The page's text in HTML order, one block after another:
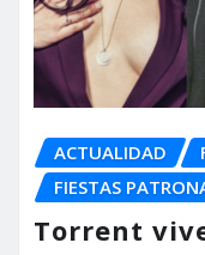
ACTUALIDAD
FIESTAS
Torrent